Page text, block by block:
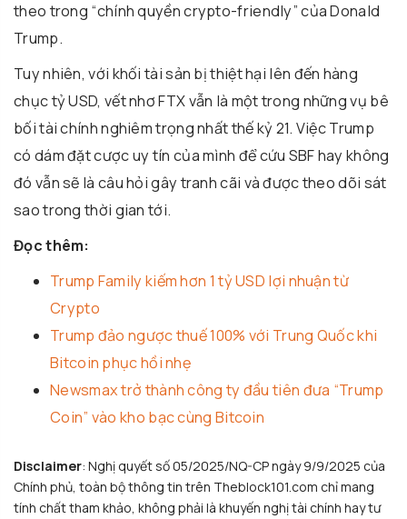
theo trong “chính quyền crypto-friendly” của Donald
Trump.
Tuy nhiên, với khối tài sản bị thiệt hại lên đến hàng
chục tỷ USD, vết nhơ FTX vẫn là một trong những vụ bê
bối tài chính nghiêm trọng nhất thế kỷ 21. Việc Trump
có dám đặt cược uy tín của mình để cứu SBF hay không
đó vẫn sẽ là câu hỏi gây tranh cãi và được theo dõi sát
sao trong thời gian tới.
Đọc thêm:
Trump Family kiếm hơn 1 tỷ USD lợi nhuận từ
Crypto
Trump đảo ngược thuế 100% với Trung Quốc khi
Bitcoin phục hồi nhẹ
Newsmax trở thành công ty đầu tiên đưa “Trump
Coin” vào kho bạc cùng Bitcoin
Disclaimer: Nghị quyết số 05/2025/NQ-CP ngày 9/9/2025 của
Chính phủ, toàn bộ thông tin trên Theblock101.com chỉ mang
tính chất tham khảo, không phải là khuyến nghị tài chính hay tư